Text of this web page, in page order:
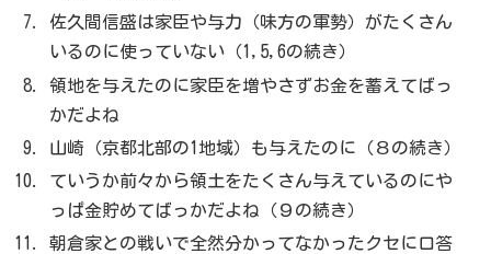
佐久間信盛は家臣や与力（味方の軍勢）がたくさん
いるのに使っていない（1,5,6の続き）
領地を与えたのに家臣を増やさずお金を蓄えてばっ
かだよね
山崎（京都北部の1地域）も与えたのに（８の続き）
ていうか前々から領土をたくさん与えているのにや
っぱ金貯めてばっかだよね（９の続き）
朝倉家との戦いで全然分かってなかったクセに口答